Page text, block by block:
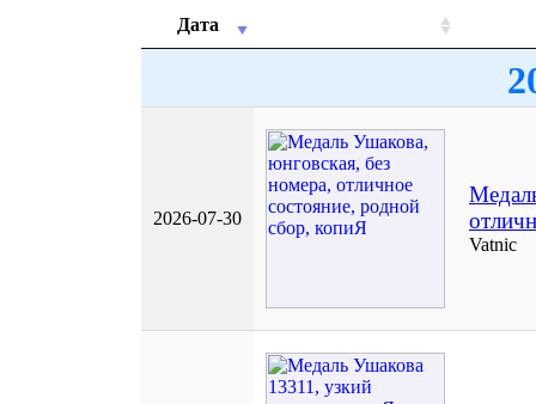
Дата
2026-07-30
Vatnic